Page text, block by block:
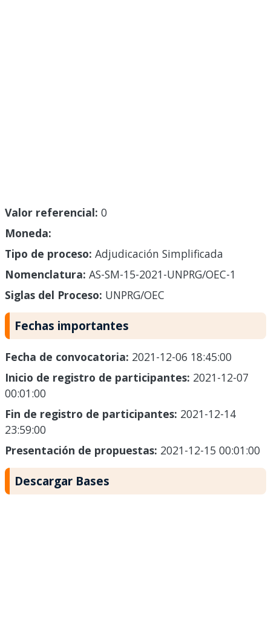
Valor referencial: 0
Moneda:
Tipo de proceso: Adjudicación Simplificada
Nomenclatura: AS-SM-15-2021-UNPRG/OEC-1
Siglas del Proceso: UNPRG/OEC
Fechas importantes
Fecha de convocatoria: 2021-12-06 18:45:00
Inicio de registro de participantes: 2021-12-07
00:01:00
Fin de registro de participantes: 2021-12-14
23:59:00
Presentación de propuestas: 2021-12-15 00:01:00
Descargar Bases